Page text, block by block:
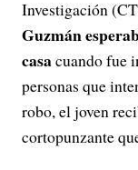
Investigación
Guzmán
casacuando fue
personas que
robo, el joven
cortopunzante